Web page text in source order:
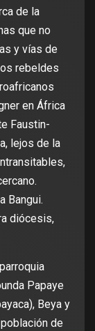
de la
que no
y vías de
rebeldes
en África
Faustin-
lejos de la
Bangui.
diócesis,
Papaye
Beya y
de